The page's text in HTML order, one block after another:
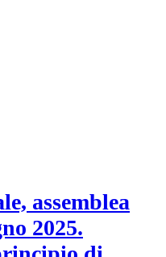
assemblea
2025.